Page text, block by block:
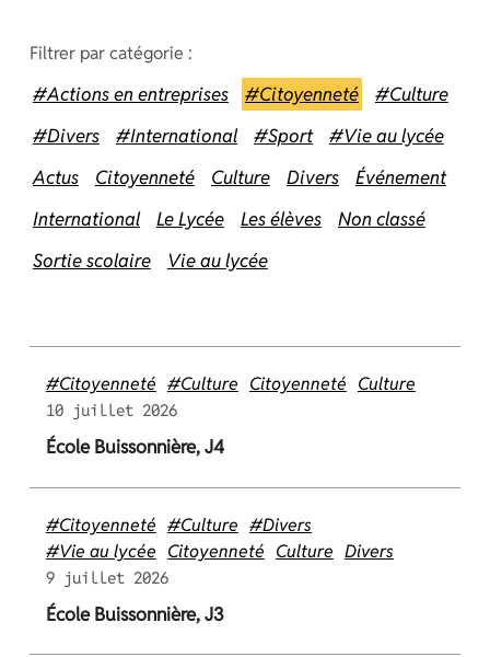
Filtrer par catégorie :
#Actions en entreprises #Citoyenneté
#Culture
#Divers
#International #Sport
#Vie au lycée
Actus
Citoyenneté Culture Divers
Événement
International
Le Lycée Les élèves
Non classé
Sortie scolaire
Vie au lycée
#Citoyenneté #Culture Citoyenneté Culture
10 juillet 2026
École Buissonnière, J4
#Citoyenneté #Culture #Divers
#Vie au lycée Citoyenneté Culture Divers
9 juillet 2026
École Buissonnière, J3